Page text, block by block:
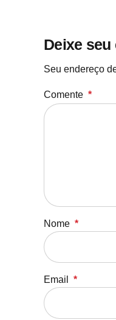
Deixe
Seu endereço
Comente *
Nome *
Email *